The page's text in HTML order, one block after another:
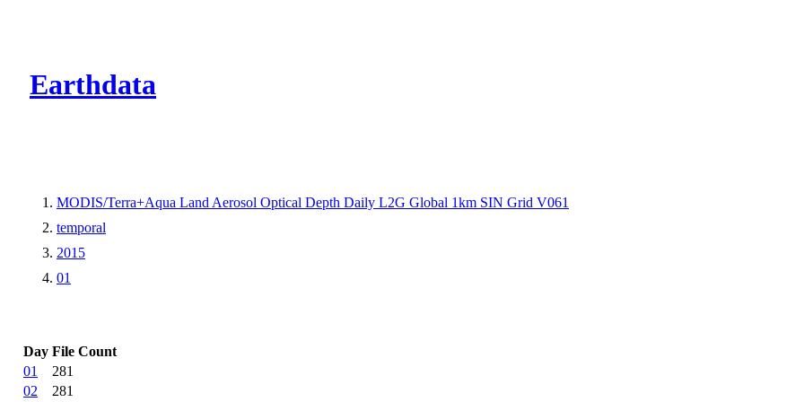
Earthdata
MODIS/Terra+Aqua Land Aerosol Optical Depth Daily L2G Global 1km SIN Grid V061
temporal
2015
01
Day File Count
01
281
02
281